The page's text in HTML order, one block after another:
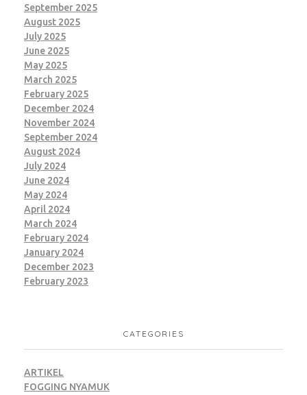
September 2025
August 2025
July 2025
June 2025
May 2025
March 2025
February 2025
December 2024
November 2024
September 2024
August 2024
July 2024
June 2024
May 2024
April 2024
March 2024
February 2024
January 2024
December 2023
February 2023
CATEGORIES
ARTIKEL
FOGGING NYAMUK